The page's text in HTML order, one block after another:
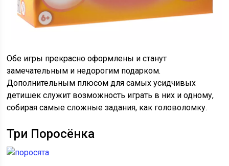
Обе игры прекрасно оформлены и станут
замечательным и недорогим подарком.
Дополнительным плюсом для самых усидчивых
детишек служит возможность играть в них и одному,
собирая самые сложные задания, как головоломку.
Три Поросёнка